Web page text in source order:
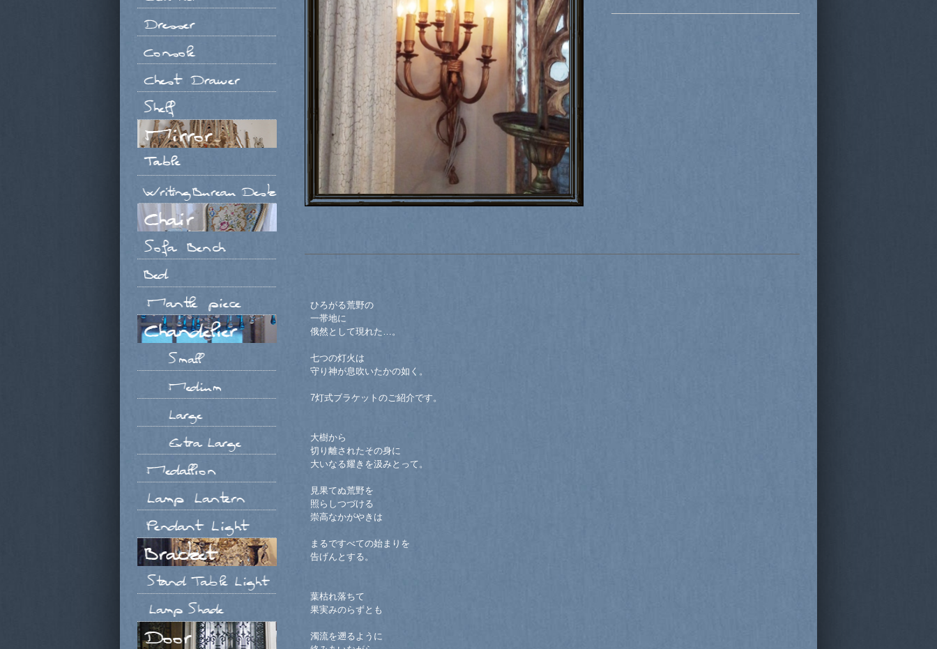
ひろがる荒野の
一帯地に
俄然として現れた…。
七つの灯火は
守り神が息吹いたかの如く。
7灯式ブラケットのご紹介です。
大樹から
切り離されたその身に
大いなる耀きを汲みとって。
見果てぬ荒野を
照らしつづける
崇高なかがやきは
まるですべての始まりを
告げんとする。
葉枯れ落ちて
果実みのらずとも
濁流を遡るように